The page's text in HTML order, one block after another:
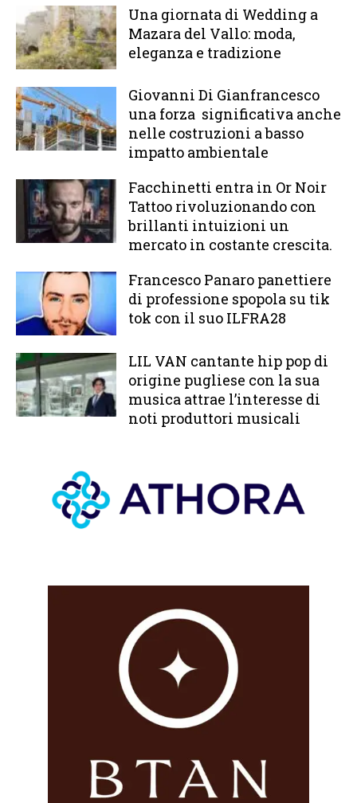
Una giornata di Wedding a
Mazara del Vallo: moda,
eleganza e tradizione
Giovanni Di Gianfrancesco
una forza significativa anche
nelle costruzioni a basso
impatto ambientale
Facchinetti entra in Or Noir
Tattoo rivoluzionando con
brillanti intuizioni un
mercato in costante crescita.
Francesco Panaro panettiere
di professione spopola su tik
tok con il suo ILFRA28
LIL VAN cantante hip pop di
origine pugliese con la sua
musica attrae l’interesse di
noti produttori musicali